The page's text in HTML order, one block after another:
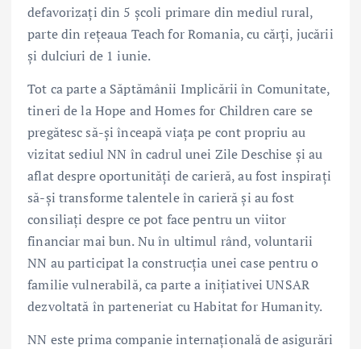
defavorizați din 5 școli primare din mediul rural,
parte din rețeaua Teach for Romania, cu cărți, jucării
și dulciuri de 1 iunie.
Tot ca parte a Săptămânii Implicării în Comunitate,
tineri de la Hope and Homes for Children care se
pregătesc să-și înceapă viața pe cont propriu au
vizitat sediul NN în cadrul unei Zile Deschise și au
aflat despre oportunități de carieră, au fost inspirați
să-și transforme talentele în carieră și au fost
consiliați despre ce pot face pentru un viitor
financiar mai bun. Nu în ultimul rând, voluntarii
NN au participat la construcția unei case pentru o
familie vulnerabilă, ca parte a inițiativei UNSAR
dezvoltată în parteneriat cu Habitat for Humanity.
NN este prima companie internațională de asigurări